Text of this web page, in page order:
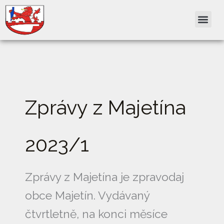
Přeskočit
na
obsah
Zprávy z Majetína
2023/1
Zprávy z Majetína je zpravodaj
obce Majetín. Vydávaný
čtvrtletně, na konci měsíce